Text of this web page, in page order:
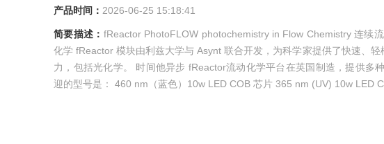
产品时间： 2026-06-25 15:18:41
简要描述： fReactor PhotoFLOW photochemistry in Flow Chemistry 连续
化学 fReactor 模块由利兹大学与 Asynt 联合开发，为科学家提供了快速、
力，包括光化学。 时间他异步 fReactor流动化学平台在英国制造，提供多
迎的型号是： 460 nm（蓝色）10w LED COB 芯片 365 nm (UV) 10w LED